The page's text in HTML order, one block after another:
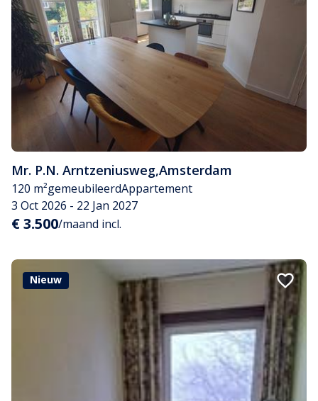
Mr. P.N. Arntzeniusweg,Amsterdam
120 m²gemeubileerdAppartement
3 Oct 2026 - 22 Jan 2027
€ 3.500/maand incl.
Nieuw